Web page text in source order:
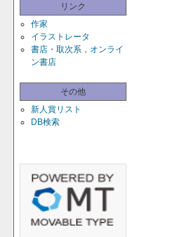
リンク
作家
イラストレータ
書店・取次系，オンライ
ン書店
その他
新人賞リスト
DB検索